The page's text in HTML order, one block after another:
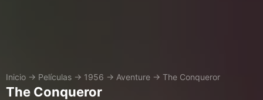
Inicio → Películas → 1956 → Aventure → The Conqueror
The Conqueror